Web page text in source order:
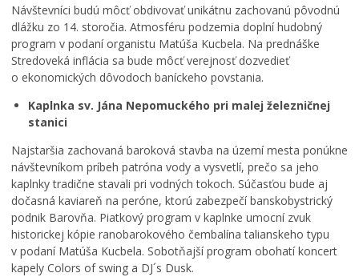
Návštevníci budú môcť obdivovať unikátnu zachovanú pôvodnú
dlážku zo 14. storočia. Atmosféru podzemia doplní hudobný
program v podaní organistu Matúša Kucbela. Na prednáške
Stredoveká inflácia sa bude môcť verejnosť dozvedieť
o ekonomických dôvodoch baníckeho povstania.
Kaplnka sv. Jána Nepomuckého pri malej železničnej
stanici
Najstaršia zachovaná baroková stavba na území mesta ponúkne
návštevníkom príbeh patróna vody a vysvetlí, prečo sa jeho
kaplnky tradične stavali pri vodných tokoch. Súčasťou bude aj
dočasná kaviareň na peróne, ktorú zabezpečí banskobystrický
podnik Barovňa. Piatkový program v kaplnke umocní zvuk
historickej kópie ranobarokového čembalína talianskeho typu
v podaní Matúša Kucbela. Sobotňajší program obohatí koncert
kapely Colors of swing a DJ´s Dusk.